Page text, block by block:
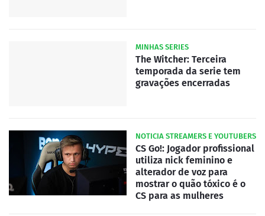
MINHAS SERIES
The Witcher: Terceira
temporada da serie tem
gravações encerradas
NOTICIA STREAMERS E YOUTUBERS
CS Go!: Jogador profissional
utiliza nick feminino e
alterador de voz para
mostrar o quão tóxico é o
CS para as mulheres